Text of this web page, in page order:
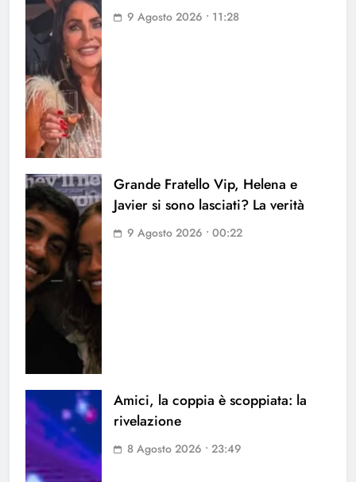
9 Agosto 2026 • 11:28
Grande Fratello Vip, Helena e
Javier si sono lasciati? La verità
9 Agosto 2026 • 00:22
Amici, la coppia è scoppiata: la
rivelazione
8 Agosto 2026 • 23:49